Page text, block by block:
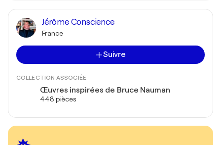
Jérôme Conscience
France
Suivre
COLLECTION ASSOCIÉE
Œuvres inspirées de Bruce Nauman
448 pièces